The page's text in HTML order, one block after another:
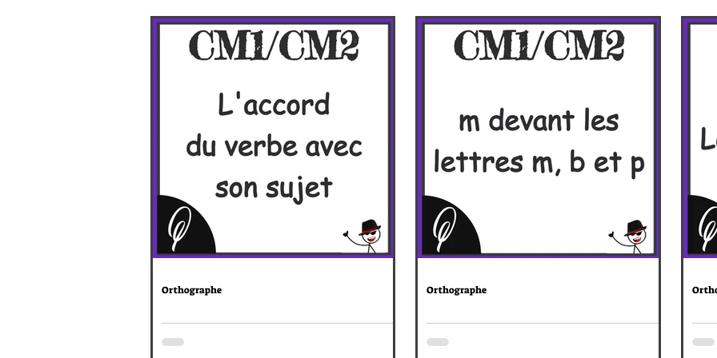
CM1/CM2 : L'accord du verbe avec
son sujet
Orthographe
CM1/CM2 : m devant les lettres m,
b et p
Orthographe